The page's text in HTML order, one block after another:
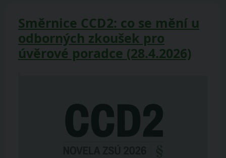
Směrnice CCD2: co se mění u
odborných zkoušek pro
úvěrové poradce (28.4.2026)